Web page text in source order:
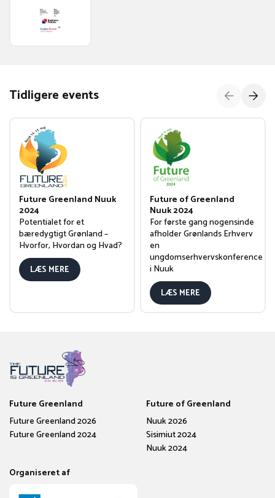
Tidligere events
Future Greenland Nuuk
2024
Potentialet for et
bæredygtigt Grønland –
Hvorfor, Hvordan og Hvad?
LÆS MERE
Future of Greenland
Nuuk 2024
For første gang nogensinde
afholder Grønlands Erhverv
en
ungdomserhvervskonference
i Nuuk
LÆS MERE
Future Greenland
Future Greenland 2026
Future Greenland 2024
Future of Greenland
Nuuk 2026
Sisimiut 2024
Nuuk 2024
Organiseret af